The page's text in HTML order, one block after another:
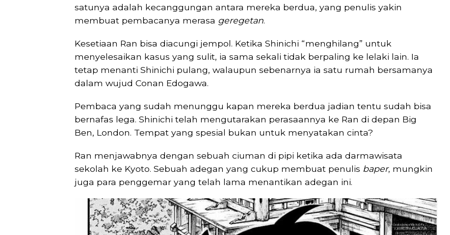
satunya adalah kecanggungan antara mereka berdua, yang penulis yakin
membuat pembacanya merasa geregetan.
Kesetiaan Ran bisa diacungi jempol. Ketika Shinichi “menghilang” untuk
menyelesaikan kasus yang sulit, ia sama sekali tidak berpaling ke lelaki lain. Ia
tetap menanti Shinichi pulang, walaupun sebenarnya ia satu rumah bersamanya
dalam wujud Conan Edogawa.
Pembaca yang sudah menunggu kapan mereka berdua jadian tentu sudah bisa
bernafas lega. Shinichi telah mengutarakan perasaannya ke Ran di depan Big
Ben, London. Tempat yang spesial bukan untuk menyatakan cinta?
Ran menjawabnya dengan sebuah ciuman di pipi ketika ada darmawisata
sekolah ke Kyoto. Sebuah adegan yang cukup membuat penulis baper, mungkin
juga para penggemar yang telah lama menantikan adegan ini.